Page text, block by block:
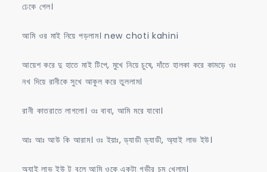
ঢেকে গেল।
আমি ওর মাই নিয়ে পড়লাম। new choti kahini
আয়েশ করে দু হাতে মাই টিপে, মুখে নিয়ে চুষে, দাঁতে হালকা করে কামড়ে ওঃ
নখ দিয়ে রানীকে সুখে আকুল করে তুললাম।
রানী কাতরাতে লাগলো। ওঃ বাবা, আমি মরে যাবো।
আঃ আঃ আউ কি আরাম। ওঃ ইয়াঃ, ড্যাডী ড্যাডী, অ্যাই লাভ ইউ।
অ্যাই লাভ ইউ টু বলে আমি ওকে একটা গভীর চুমু খেলাম।